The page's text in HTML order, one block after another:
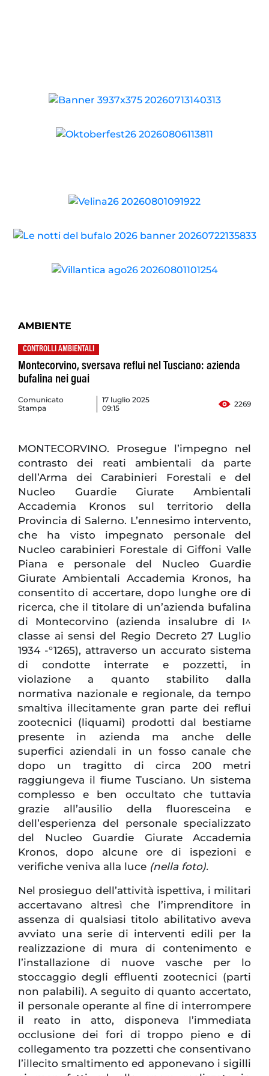
AMBIENTE
CONTROLLI AMBIENTALI
Montecorvino, sversava reflui nel Tusciano: azienda
bufalina nei guai
Comunicato
Stampa
17 luglio 2025
09:15
2269
MONTECORVINO. Prosegue l’impegno nel
contrasto dei reati ambientali da parte
dell’Arma dei Carabinieri Forestali e del
Nucleo Guardie Giurate Ambientali
Accademia Kronos sul territorio della
Provincia di Salerno. L’ennesimo intervento,
che ha visto impegnato personale del
Nucleo carabinieri Forestale di Giffoni Valle
Piana e personale del Nucleo Guardie
Giurate Ambientali Accademia Kronos, ha
consentito di accertare, dopo lunghe ore di
ricerca, che il titolare di un’azienda bufalina
di Montecorvino (azienda insalubre di I^
classe ai sensi del Regio Decreto 27 Luglio
1934 -°1265), attraverso un accurato sistema
di condotte interrate e pozzetti, in
violazione a quanto stabilito dalla
normativa nazionale e regionale, da tempo
smaltiva illecitamente gran parte dei reflui
zootecnici (liquami) prodotti dal bestiame
presente in azienda ma anche delle
superfici aziendali in un fosso canale che
dopo un tragitto di circa 200 metri
raggiungeva il fiume Tusciano. Un sistema
complesso e ben occultato che tuttavia
grazie all’ausilio della fluoresceina e
dell’esperienza del personale specializzato
del Nucleo Guardie Giurate Accademia
Kronos, dopo alcune ore di ispezioni e
verifiche veniva alla luce (nella foto).
Nel prosieguo dell’attività ispettiva, i militari
accertavano altresì che l’imprenditore in
assenza di qualsiasi titolo abilitativo aveva
avviato una serie di interventi edili per la
realizzazione di mura di contenimento e
l’installazione di nuove vasche per lo
stoccaggio degli effluenti zootecnici (parti
non palabili). A seguito di quanto accertato,
il personale operante al fine di interrompere
il reato in atto, disponeva l’immediata
occlusione dei fori di troppo pieno e di
collegamento tra pozzetti che consentivano
l’illecito smaltimento ed apponevano i sigilli